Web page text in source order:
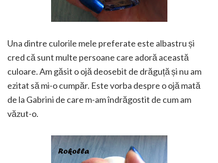
Una dintre culorile mele preferate este albastru și
cred că sunt multe persoane care adoră această
culoare. Am găsit o ojă deosebit de drăguță și nu am
ezitat să mi-o cumpăr. Este vorba despre o ojă mată
de la Gabrini de care m-am îndrăgostit de cum am
văzut-o.